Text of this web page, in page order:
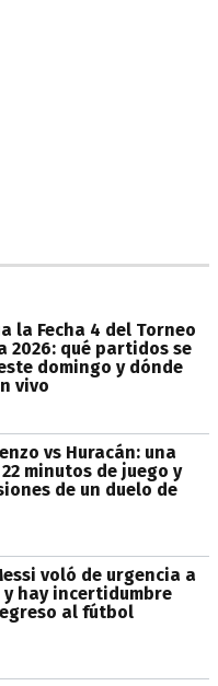
la Fecha 4 del Torneo
2026: qué partidos se
domingo y dónde
vivo
vs Huracán: una
minutos de juego y
de un duelo de
voló de urgencia a
y hay incertidumbre
al fútbol